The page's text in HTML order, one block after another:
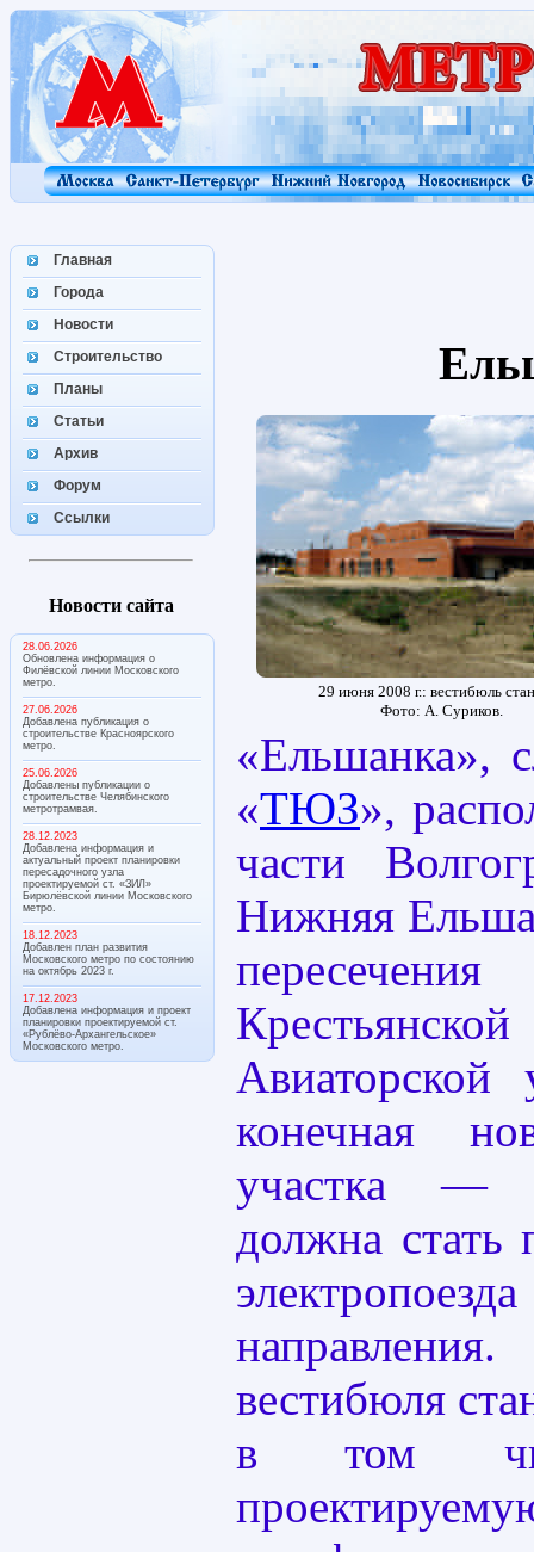
Главная
Города
Новости
Строительство
Планы
Статьи
Архив
Форум
Ссылки
Новости сайта
28.06.2026
Обновлена информация о
Филёвской линии Московского
метро.
27.06.2026
Добавлена публикация о
строительстве Красноярского
метро.
25.06.2026
Добавлены публикации о
строительстве Челябинского
метротрамвая.
28.12.2023
Добавлена информация и
актуальный проект планировки
пересадочного узла
проектируемой ст. «ЗИЛ»
Бирюлёвской линии Московского
метро.
18.12.2023
Добавлен план развития
Московского метро по состоянию
на октябрь 2023 г.
17.12.2023
Добавлена информация и проект
планировки проектируемой ст.
«Рублёво-Архангельское»
Московского метро.
29 июня 2008 г.: вестибюль
Фото: А. Суриков.
«Ельшанка»,
«ТЮЗ»,
части
Нижняя
конечная
участка —
должна стать
вестибюля
в том